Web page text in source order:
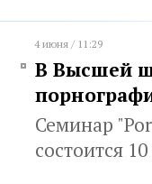
4 июня / 11:29
В Высшей
Семинар
состоится